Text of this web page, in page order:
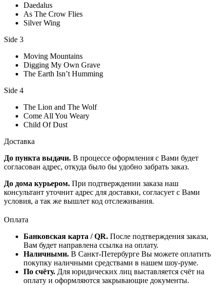
Daedalus
As The Crow Flies
Silver Wing
Side 3
Moving Mountains
Digging My Own Grave
The Earth Isn’t Humming
Side 4
The Lion and The Wolf
Come All You Weary
Child Of Dust
Доставка
До пункта выдачи. В процессе оформления с Вами будет
согласован адрес, откуда было бы удобно забрать заказ.
До дома курьером. При подтверждении заказа наш
консультант уточнит адрес для доставки, согласует с Вами
условия, а так же вышлет код отслеживания.
Оплата
Банковская карта / QR. После подтверждения заказа,
Вам будет направлена ссылка на оплату.
Наличными. В Санкт-Петербурге Вы можете оплатить
покупку наличными средствами в нашем шоу-руме.
По счёту. Для юридических лиц выставляется счёт на
оплату и оформляются закрывающие документы.